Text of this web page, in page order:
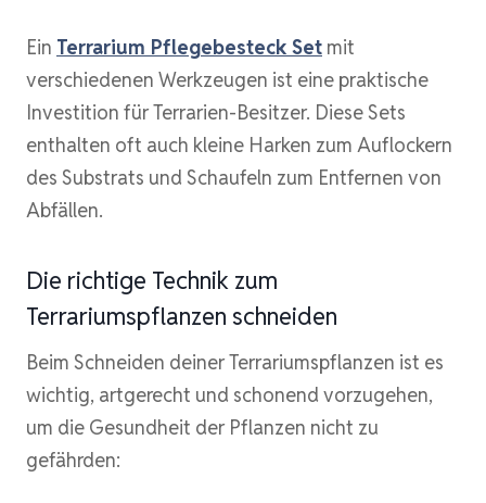
Ein Terrarium Pflegebesteck Set mit
verschiedenen Werkzeugen ist eine praktische
Investition für Terrarien-Besitzer. Diese Sets
enthalten oft auch kleine Harken zum Auflockern
des Substrats und Schaufeln zum Entfernen von
Abfällen.
Die richtige Technik zum
Terrariumspflanzen schneiden
Beim Schneiden deiner Terrariumspflanzen ist es
wichtig, artgerecht und schonend vorzugehen,
um die Gesundheit der Pflanzen nicht zu
gefährden: